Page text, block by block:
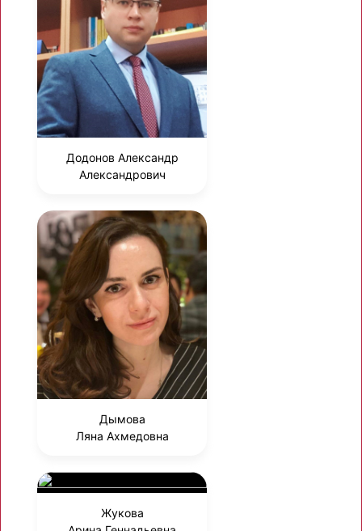
Додонов Александр
Александрович
Дымова
Ляна Ахмедовна
Жукова